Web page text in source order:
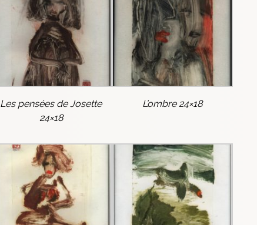
Les pensées de Josette
24×18
L’ombre 24×18